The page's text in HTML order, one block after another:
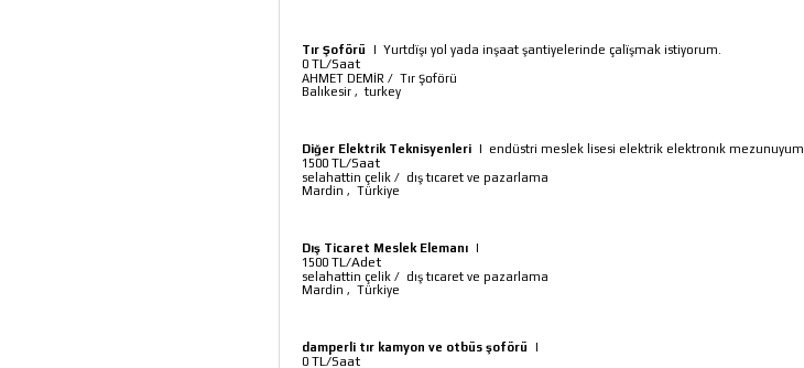
Tır Şoförü | Yurtdïşı yol yada inşaat şantiyelerinde çalïşmak istiyorum.
0 TL/Saat
AHMET DEMİR / Tır Şoförü
Balıkesir ,turkey
Diğer Elektrik Teknisyenleri | endüstri meslek lisesi elektrik elektronık mezunuyum
1500 TL/Saat
selahattin çelik / dış tıcaret ve pazarlama
Mardin , Türkiye
Dış Ticaret Meslek Elemanı |
1500 TL/Adet
selahattin çelik / dış tıcaret ve pazarlama
Mardin , Türkiye
damperli tır kamyon ve otbüs şoförü |
0 TL/Saat